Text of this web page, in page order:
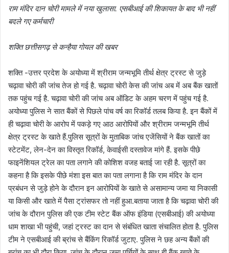
राम मंदिर दान चोरी मामले में नया खुलासा. एसबीआई की शिकायत के बाद भी नहीं
बदले गए कर्मचारी
शक्ति छत्तीसगढ़ से कन्हैया गोयल की खबर
शक्ति -उत्तर प्रदेश के अयोध्या में श्रीराम जन्मभूमि तीर्थ क्षेत्र ट्रस्ट से जुड़े
चढ़ावा चोरी की जांच तेज हो गई है. चढ़ावा चोरी केस की जांच अब में अब बैंक खातों
तक पहुंच गई है. चढ़ावा चोरी की जांच अब ऑडिट के अहम चरण में पहुंच गई है.
अयोध्या पुलिस ने सात बैंकों से पिछले पांच वर्ष का रिकॉर्ड तलब किया है. इन बैंकों में
ही चढ़ावा चोरी के आरोप में पकड़े गए आठ आरोपियों और श्रीराम जन्मभूमि तीर्थ
क्षेत्र ट्रस्ट के खाते हैं.पुलिस सूत्रों के मुताबिक जांच एजेंसियों ने बैंक खातों का
स्टेटमेंट, लेन-देन का विस्तृत रिकॉर्ड, केवाईसी दस्तावेज मांगे हैं. इसके पीछे
फाइनेंशियल ट्रेल का पता लगाने की कोशिश वजह बताई जा रही है. सूत्रों का
कहना है कि इसके पीछे मंशा इस बात का पता लगाना है कि राम मंदिर के दान
प्रबंधन से जुड़े होने के दौरान इन आरोपियों के खाते से असामान्य जमा या निकासी
या किसी और खाते में पैसा ट्रांसफर तो नहीं हुआ.बताया जाता है कि चढ़ावा चोरी की
जांच के दौरान पुलिस की एक टीम स्टेट बैंक ऑफ इंडिया (एसबीआई) की अयोध्या
धाम शाखा भी पहुंची, जहां ट्रस्ट का दान से संबंधित खाता संचालित होता है. पुलिस
टीम ने एसबीआई की ब्रांच से बैंकिंग रिकॉर्ड जुटाए. पुलिस ने छह अन्य बैंकों की